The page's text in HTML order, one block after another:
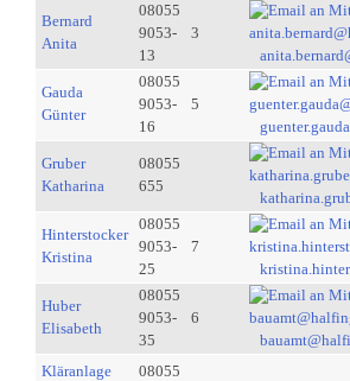
Bernard
Anita
08055
9053-
13
3
Gauda
Günter
08055
9053-
16
5
Gruber
Katharina
08055
655
Hinterstocker
Kristina
08055
9053-
25
7
Huber
Elisabeth
08055
9053-
35
6
Kläranlage
08055